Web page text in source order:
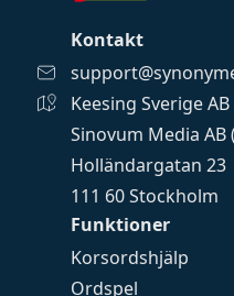
Funktioner
Korsordshjälp
Ordspel
Kontakt
Keesing Sverige
Sinovum Media AB
Holländargatan 23
111 60 Stockholm